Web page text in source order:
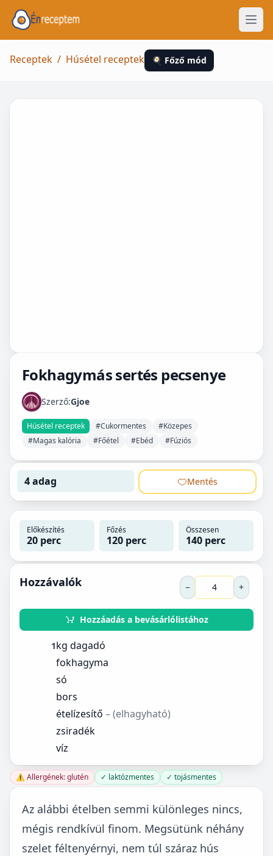
Receptek / Húsétel receptek 🍳 Főző mód
Fokhagymás sertés pecsenye
Szerző:Gjoe
Húsétel receptek #Cukormentes
#Közepes
#Magas kalória
#Főétel #Ebéd #Fúziós
4 adag Mentés
Előkészítés
20 perc
Főzés
120 perc
Összesen
140 perc
Hozzávalók − +
Hozzáadás a bevásárlólistához
1kg dagadó
fokhagyma
só
bors
ételízesítő – (elhagyható)
zsiradék
víz
⚠️ Allergének: glutén ✓ laktózmentes ✓ tojásmentes
Az alábbi ételben semmi különleges nincs,
mégis rendkívül finom. Megsütünk néhány
szelet féltenyérnyi, nem túl száraz hús